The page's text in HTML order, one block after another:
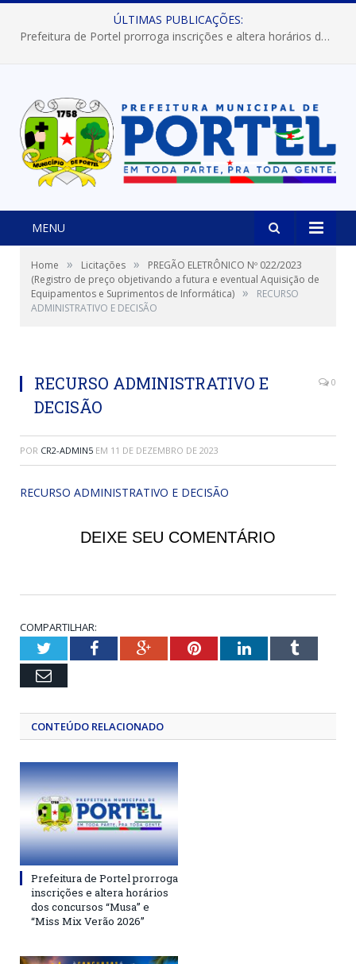
ÚLTIMAS PUBLICAÇÕES:
Prefeitura de Portel prorroga inscrições e altera horários dos concursos “Musa” e “Miss Mix Verão 2026”
MENU
Home » Licitações »
PREGÃO ELETRÔNICO Nº 022/2023
(Registro de preço objetivando a futura e eventual Aquisição de
Equipamentos e Suprimentos de Informática) »
RECURSO
ADMINISTRATIVO E DECISÃO
RECURSO ADMINISTRATIVO E
DECISÃO
0
POR CR2-ADMIN5 EM 11 DE DEZEMBRO DE 2023
RECURSO ADMINISTRATIVO E DECISÃO
DEIXE SEU COMENTÁRIO
COMPARTILHAR:
TwitterFacebookGoogle+PinterestLinkedInTumblr
Email
CONTEÚDO RELACIONADO
Prefeitura de Portel prorroga
inscrições e altera horários
dos concursos “Musa” e
“Miss Mix Verão 2026”